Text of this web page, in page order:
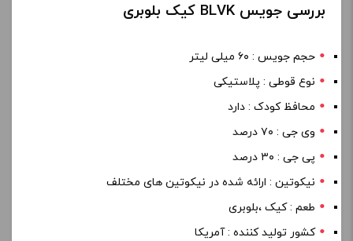
بررسی جویس BLVK کیک بلوبری
حجم جویس : ۶۰ میلی لیتر
نوع قوطی : پلاستیکی
محافظ کودک : دارد
وی جی : ۷۰ درصد
پی جی : ۳۰ درصد
نیکوتین : ارائه شده در نیکوتین های مختلف
طعم : کیک ،بلوبری
کشور تولید کننده : آمریکا